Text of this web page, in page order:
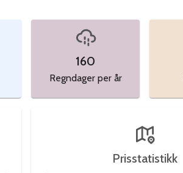
160
Regndager per år
Prisstatistikk